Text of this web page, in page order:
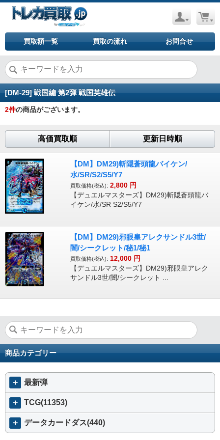
買取額一覧 買取の流れ お問合せ
[DM-29] 戦国編 第2弾 戦国英雄伝
2件の商品がございます。
高価買取順 更新日時順
【DM】DM29)斬隠蒼頭龍バイケン/
水/SR/S2/S5/Y7
買取価格(税込): 2,800 円
【デュエルマスターズ】DM29)斬隠蒼頭龍バ
イケン/水/SR S2/S5/Y7
【DM】DM29)邪眼皇アレクサンドル3世/
闇/シークレット/秘1/秘1
買取価格(税込): 12,000 円
【デュエルマスターズ】DM29)邪眼皇アレク
サンドル3世/闇/シークレット ...
商品カテゴリー
＋ 最新弾
＋ TCG(11353)
＋ データカードダス(440)